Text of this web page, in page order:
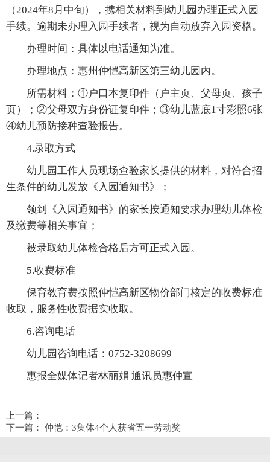
（2024年8月中旬），携相关材料到幼儿园办理正式入园
手续。逾期未办理入园手续者，视为自动放弃入园资格。
办理时间：具体以电话通知为准。
办理地点：惠州仲恺高新区第三幼儿园内。
所需材料：①户口本复印件（户主页、父母页、孩子
页）；②父母双方身份证复印件；③幼儿蓝底1寸彩照6张
④幼儿预防接种查验报告。
4.录取方式
幼儿园工作人员现场查验家长提供的材料，对符合招
生条件的幼儿发放《入园通知书》；
领到《入园通知书》的家长按通知要求办理幼儿体检
及缴费等相关事宜；
被录取幼儿体检合格后方可正式入园。
5.收费标准
保育教育费按照仲恺高新区物价部门核定的收费标准
收取，服务性收费据实收取。
6.咨询电话
幼儿园咨询电话：0752-3208699
惠报全媒体记者林丽娟 通讯员惠仲宣
上一篇：
下一篇： 仲恺：3集体4个人获省五一劳动奖